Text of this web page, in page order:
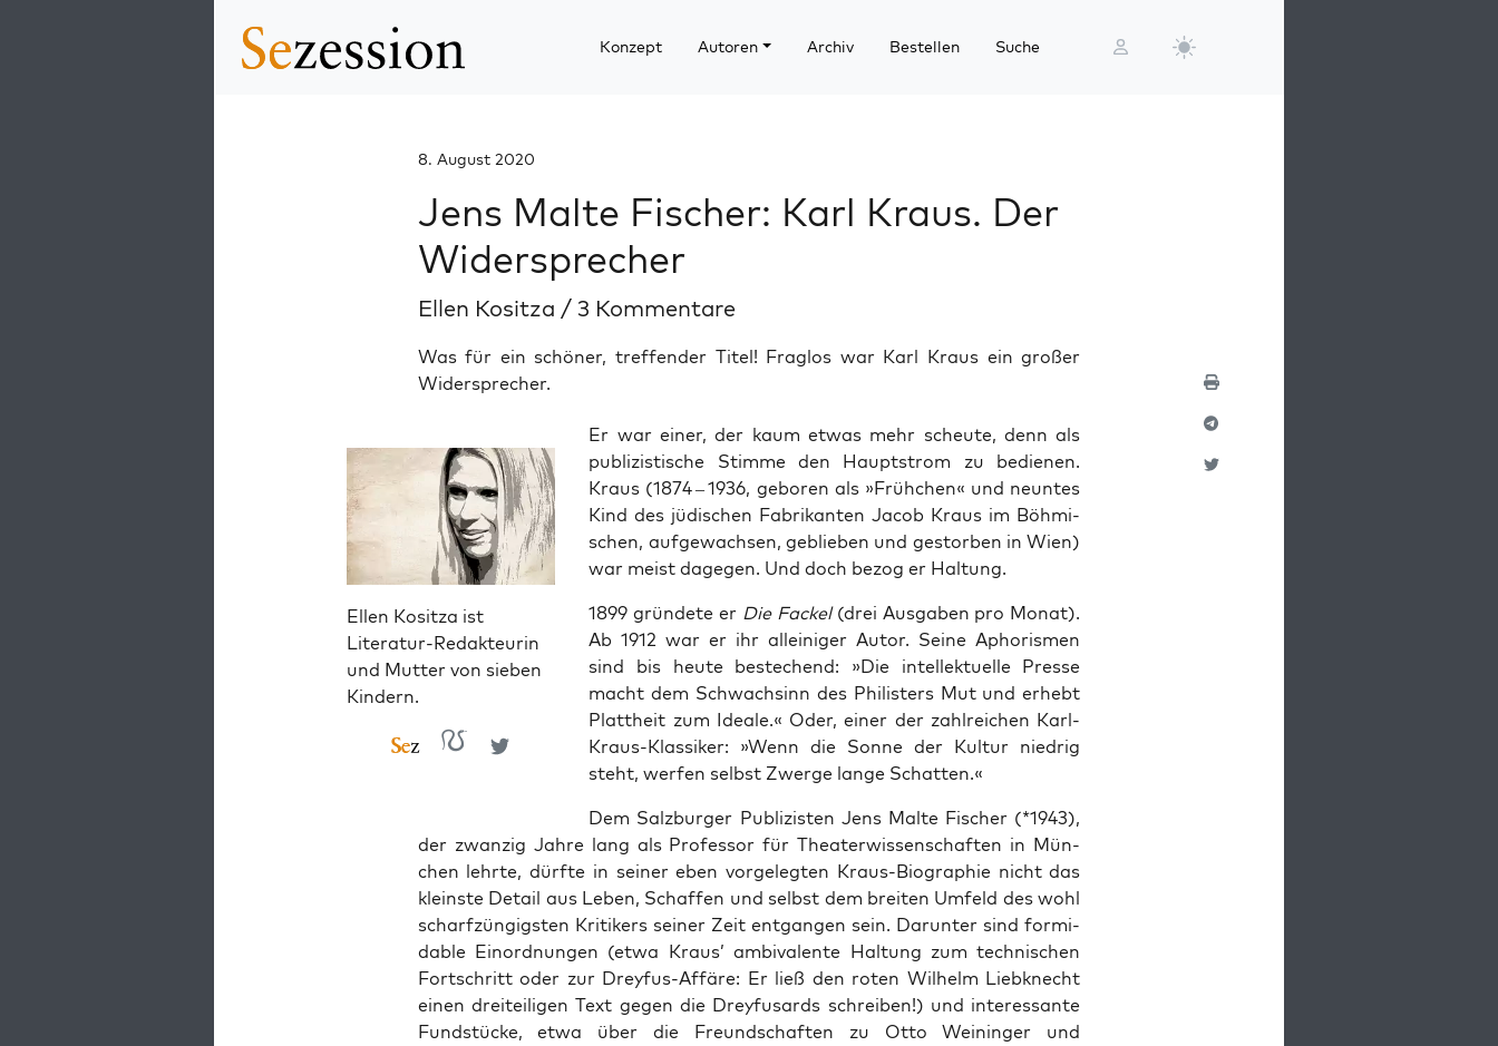
Konzept Autoren Archiv Bestellen Suche
8. August 2020
Jens Malte Fischer: Karl Kraus. Der
Widersprecher
Ellen Kositza / 3 Kommentare
Was für ein schöner, treffender Titel! Fraglos war Karl Kraus ein großer
Widersprecher.
Ellen Kositza ist
Literatur-Redakteurin
und Mutter von sieben
Kindern.
Er war einer, der kaum etwas mehr scheu­te, denn als
publi­zis­ti­sche Stim­me den Haupt­strom zu bedie­nen.
Kraus (1874 – 1936, gebo­ren als »Früh­chen« und neun­tes
Kind des jüdi­schen Fabri­kan­ten Jacob Kraus im Böh­mi­
schen, auf­ge­wach­sen, geblie­ben und gestor­ben in Wien)
war meist dage­gen. Und doch bezog er Haltung.
1899 grün­de­te er Die Fackel(drei Aus­ga­ben pro Monat).
Ab 1912 war er ihr allei­ni­ger Autor. Sei­ne Apho­ris­men
sind bis heu­te bestechend: »Die intel­lek­tu­el­le Pres­se
macht dem Schwach­sinn des Phi­lis­ters Mut und erhebt
Platt­heit zum Idea­le.« Oder, einer der zahl­rei­chen Karl-
Kraus-Klas­si­ker: »Wenn die Son­ne der Kul­tur nied­rig
steht, wer­fen selbst Zwer­ge lan­ge Schatten.«
Dem Salz­bur­ger Publi­zis­ten Jens Mal­te Fischer (*1943),
der zwan­zig Jah­re lang als Pro­fes­sor für Thea­ter­wis­sen­schaf­ten in Mün­
chen lehr­te, dürf­te in sei­ner eben vor­ge­leg­ten Kraus-Bio­gra­phie nicht das
kleins­te Detail aus Leben, Schaf­fen und selbst dem brei­ten Umfeld des wohl
scharf­zün­gigs­ten Kri­ti­kers sei­ner Zeit ent­gan­gen sein. Dar­un­ter sind for­mi­
da­ble Ein­ord­nun­gen (etwa Kraus’ ambi­va­len­te Hal­tung zum tech­ni­schen
Fort­schritt oder zur Drey­fus-Affä­re: Er ließ den roten Wil­helm Lieb­knecht
einen drei­tei­li­gen Text gegen die Drey­fusards schrei­ben!) und inter­es­san­te
Fund­stü­cke, etwa über die Freund­schaf­ten zu Otto Wei­nin­ger und